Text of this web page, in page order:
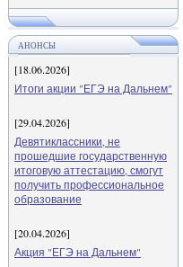
АНОНСЫ
[18.06.2026]
Итоги акции "ЕГЭ на Дальнем"
[29.04.2026]
Девятиклассники, не
прошедшие государственную
итоговую аттестацию, смогут
получить профессиональное
образование
[20.04.2026]
Акция "ЕГЭ на Дальнем"